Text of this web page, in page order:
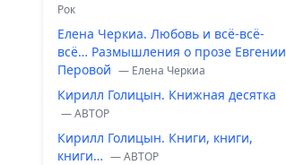
Рок
Елена Черкиа. Любовь и всё-всё-
всё… Размышления о прозе Евгении
Перовой — Елена Черкиа
Кирилл Голицын. Книжная десятка
— ABTOP
Кирилл Голицын. Книги, книги,
книги… — ABTOP